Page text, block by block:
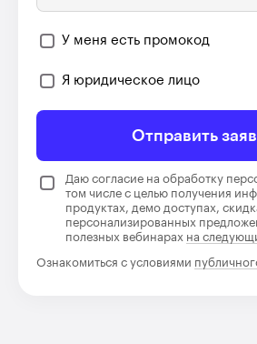
У меня есть промокод
Я юридическое лицо
Отправить
Даю согласие на обработку
том числе с целью получения
продуктах, демо доступах,
персонализированных
полезных вебинарах на
Ознакомиться с условиями